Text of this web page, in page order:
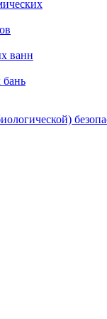
ванн
бань